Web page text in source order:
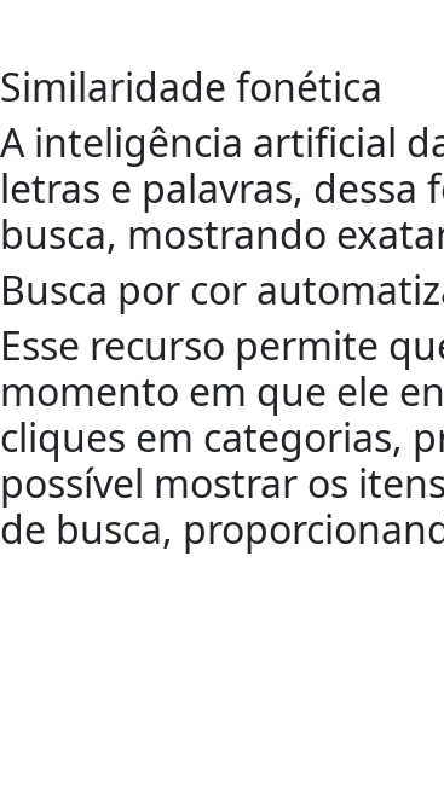
Similaridade fonética
A inteligência artificial
letras e palavras,
busca, mostrando
Busca por cor
Esse recurso permite
momento em que ele
cliques em categorias,
possível mostrar os
de busca,